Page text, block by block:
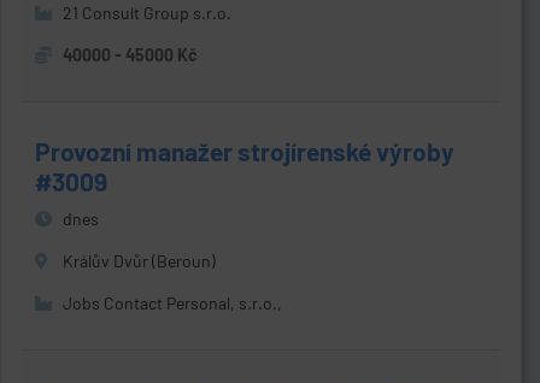
21 Consult Group s.r.o.
40000 - 45000 Kč
Provozní manažer strojírenské výroby
#3009
dnes
Králův Dvůr (Beroun)
Jobs Contact Personal, s.r.o.,